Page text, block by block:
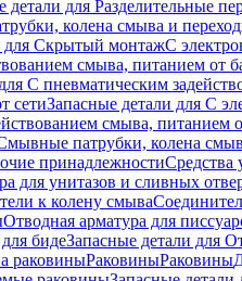
детали для Разделительные
колена смыва и
для Скрытый монтажС
смыва, питанием от
С пневматическим
сетиЗапасные детали для С
смыва, питанием
патрубки, колена
принадлежностиСредства
для унитазов и сливных
к колену смыва
Отводная арматура для
бидеЗапасные детали для
раковиныРаковиныРаковины